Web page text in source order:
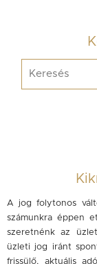
A jog folytonos
számunkra éppen
szeretnénk az
üzleti jog iránt
frissülő, aktuális